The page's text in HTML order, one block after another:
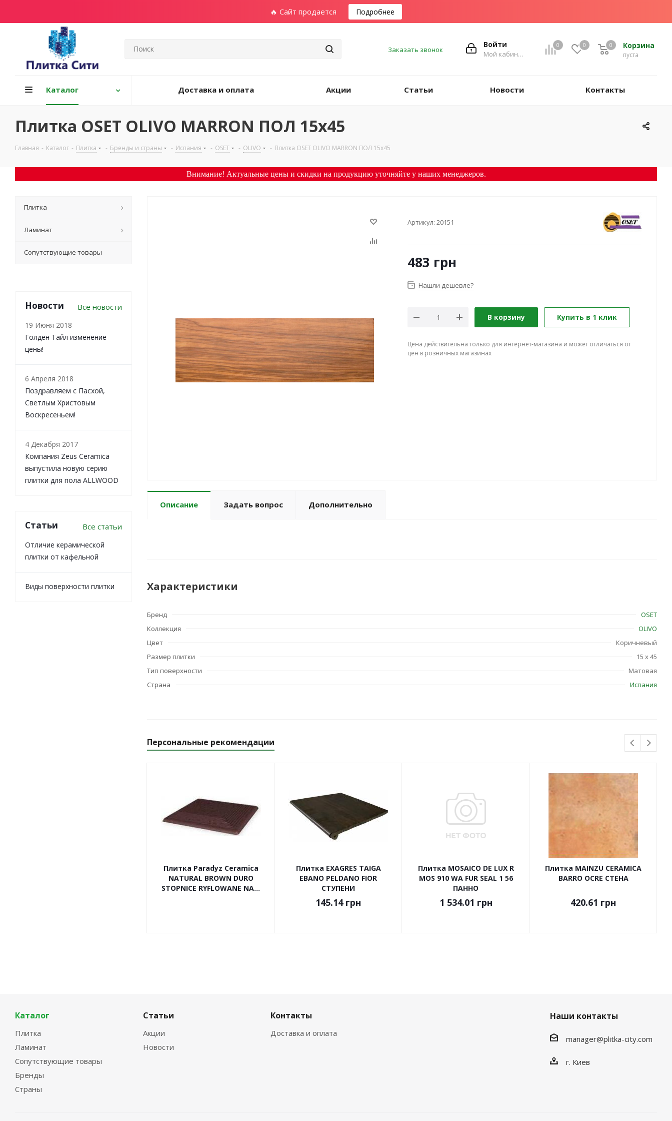
🔥 Сайт продается Подробнее
0 0 Корзина
пуста
0
Войти
Мой кабинет
Заказать звонок
Каталог Доставка и оплата Акции Статьи Новости Контакты
Плитка OSET OLIVO MARRON ПОЛ 15х45
Главная - Каталог - Плитка - Бренды и страны - Испания - OSET - OLIVO - Плитка OSET OLIVO MARRON ПОЛ 15х45
Внимание! Актуальные цены и скидки на продукцию уточняйте у наших менеджеров.
Артикул: 20151
483 грн
Нашли дешевле?
В корзину Купить в 1 клик
Цена действительна только для интернет-магазина и может отличаться от
цен в розничных магазинах
Описание Задать вопрос Дополнительно
Характеристики
Бренд
OSET
Коллекция
OLIVO
Цвет
Коричневый
Размер плитки
15 x 45
Тип поверхности
Матовая
Страна
Испания
Персональные рекомендации
Плитка Paradyz Ceramica
NATURAL BROWN DURO
STOPNICE RYFLOWANE NA...
Плитка EXAGRES TAIGA
EBANO PELDANO FIOR
СТУПЕНИ
145.14грн
Плитка MOSAICO DE LUX R
MOS 910 WA FUR SEAL 1 56
ПАННО
1 534.01 грн
Плитка MAINZU CERAMICA
BARRO OCRE СТЕНА
420.61 грн
Плитка
Ламинат
Сопутствующие товары
Новости Все новости
19 Июня 2018
Голден Тайл изменение
цены!
6 Апреля 2018
Поздравляем с Пасхой,
Светлым Христовым
Воскресеньем!
4 Декабря 2017
Компания Zeus Ceramica
выпустила новую серию
плитки для пола ALLWOOD
Статьи Все статьи
Отличие керамической
плитки от кафельной
Виды поверхности плитки
Каталог
Плитка
Ламинат
Сопутствующие товары
Бренды
Страны
Статьи
Акции
Новости
Контакты
Доставка и оплата
Наши контакты
manager@plitka-city.com
г. Киев